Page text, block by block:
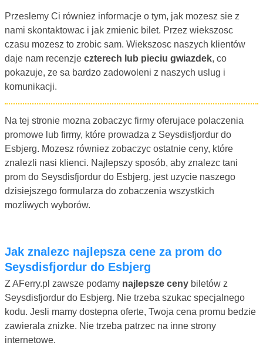
Przeslemy Ci równiez informacje o tym, jak mozesz sie z
nami skontaktowac i jak zmienic bilet. Przez wiekszosc
czasu mozesz to zrobic sam. Wiekszosc naszych klientów
daje nam recenzje czterech lub pieciu gwiazdek, co
pokazuje, ze sa bardzo zadowoleni z naszych uslug i
komunikacji.
Na tej stronie mozna zobaczyc firmy oferujace polaczenia
promowe lub firmy, które prowadza z Seysdisfjordur do
Esbjerg. Mozesz równiez zobaczyc ostatnie ceny, które
znalezli nasi klienci. Najlepszy sposób, aby znalezc tani
prom do Seysdisfjordur do Esbjerg, jest uzycie naszego
dzisiejszego formularza do zobaczenia wszystkich
mozliwych wyborów.
Jak znalezc najlepsza cene za prom do
Seysdisfjordur do Esbjerg
Z AFerry.pl zawsze podamy najlepsze ceny biletów z
Seysdisfjordur do Esbjerg. Nie trzeba szukac specjalnego
kodu. Jesli mamy dostepna oferte, Twoja cena promu bedzie
zawierala znizke. Nie trzeba patrzec na inne strony
internetowe.